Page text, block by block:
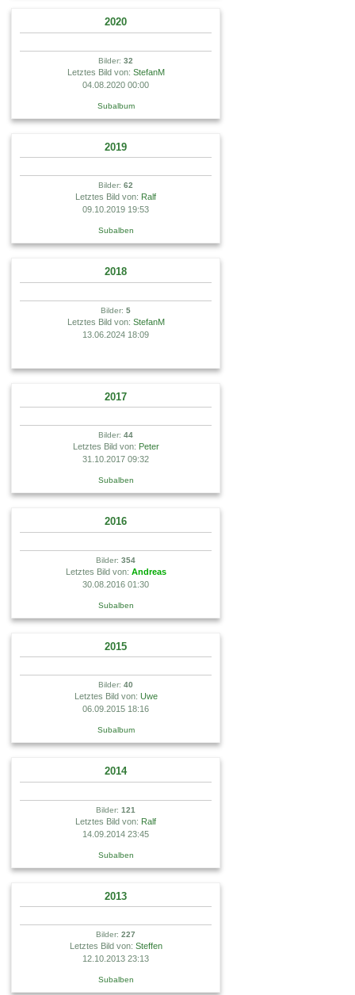
2020
Bilder: 32
Letztes Bild von: StefanM
04.08.2020 00:00
Subalbum
2019
Bilder: 62
Letztes Bild von: Ralf
09.10.2019 19:53
Subalben
2018
Bilder: 5
Letztes Bild von: StefanM
13.06.2024 18:09
2017
Bilder: 44
Letztes Bild von: Peter
31.10.2017 09:32
Subalben
2016
Bilder: 354
Letztes Bild von: Andreas
30.08.2016 01:30
Subalben
2015
Bilder: 40
Letztes Bild von: Uwe
06.09.2015 18:16
Subalbum
2014
Bilder: 121
Letztes Bild von: Ralf
14.09.2014 23:45
Subalben
2013
Bilder: 227
Letztes Bild von: Steffen
12.10.2013 23:13
Subalben